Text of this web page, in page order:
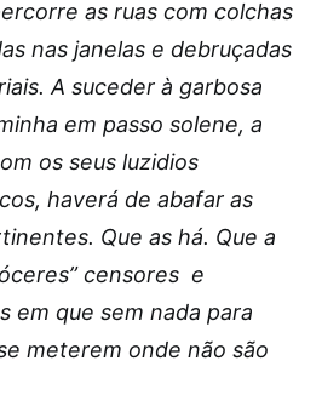
as ruas com colchas
nas janelas e debruçadas
A suceder à garbosa
em passo solene, a
os seus luzidios
haverá de abafar as
Que as há. Que a
censores e
em que sem nada para
meterem onde não são